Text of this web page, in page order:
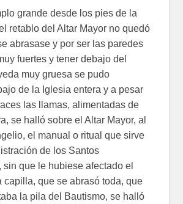
grande desde los pies de la
retablo del Altar Mayor no quedó
abrasase y por ser las paredes
fuertes y tener debajo del
muy gruesa se pudo
de la Iglesia entera y a pesar
las llamas, alimentadas de
se halló sobre el Altar Mayor, al
el manual o ritual que sirve
de los Santos
sin que le hubiese afectado el
capilla, que se abrasó toda, que
la pila del Bautismo, se halló